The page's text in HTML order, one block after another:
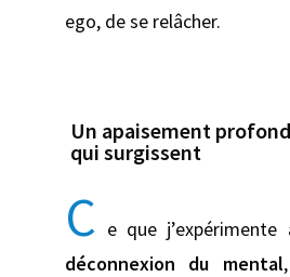
ego, de se relâcher.
Un apaisement
qui surgissent
C e que j’expérimente
déconnexion du mental